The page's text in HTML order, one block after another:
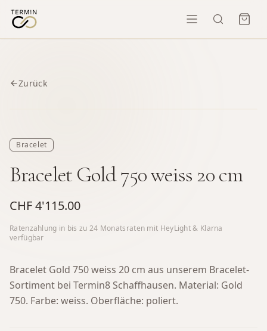
Zurück
Bracelet
Bracelet Gold 750 weiss 20 cm
CHF 4'115.00
Ratenzahlung in bis zu 24 Monatsraten mit HeyLight & Klarna
verfügbar
Bracelet Gold 750 weiss 20 cm aus unserem Bracelet-
Sortiment bei Termin8 Schaffhausen. Material: Gold
750. Farbe: weiss. Oberfläche: poliert.